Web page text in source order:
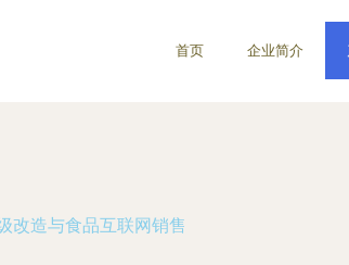
首页 企业简介
改造与食品互联网销售